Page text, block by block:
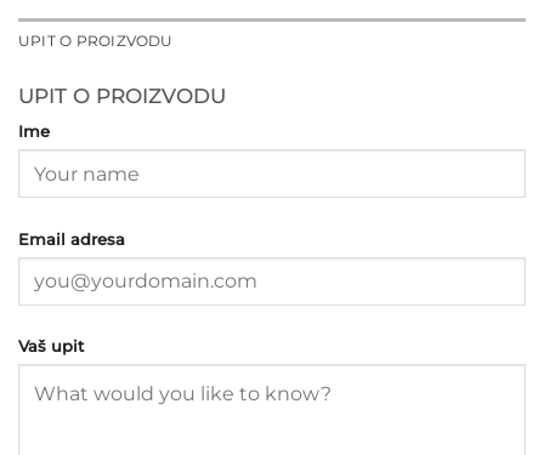
UPIT O PROIZVODU
UPIT O PROIZVODU
Ime
Email adresa
Vaš upit